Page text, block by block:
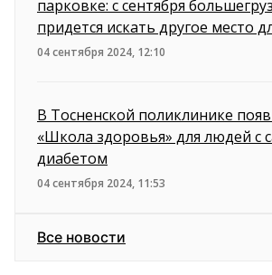
парковке: с сентября
придется искать другое место
04 сентября 2024, 12:10
В Тосненской поликлинике
«Школа здоровья» для людей с
диабетом
04 сентября 2024, 11:53
Все новости